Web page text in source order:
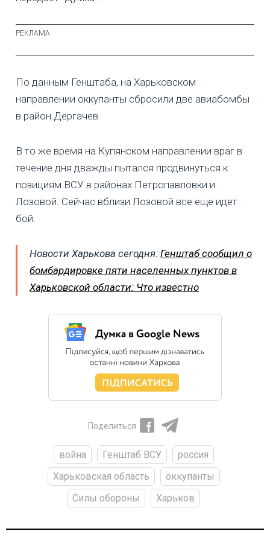
По данным Генштаба, на Харьковском
направлении оккупанты сбросили две авиабомбы
в район Дергачев.
В то же время на Купянском направлении враг в
течение дня дважды пытался продвинуться к
позициям ВСУ в районах Петропавловки и
Лозовой. Сейчас вблизи Лозовой все еще идет
бой.
Новости Харькова сегодня: Генштаб сообщил о
бомбардировке пяти населенных пунктов в
Харьковской области: Что известно
Поделиться
война Генштаб ВСУ
россия
Харьковская область
оккупанты
Силы обороны
Харьков